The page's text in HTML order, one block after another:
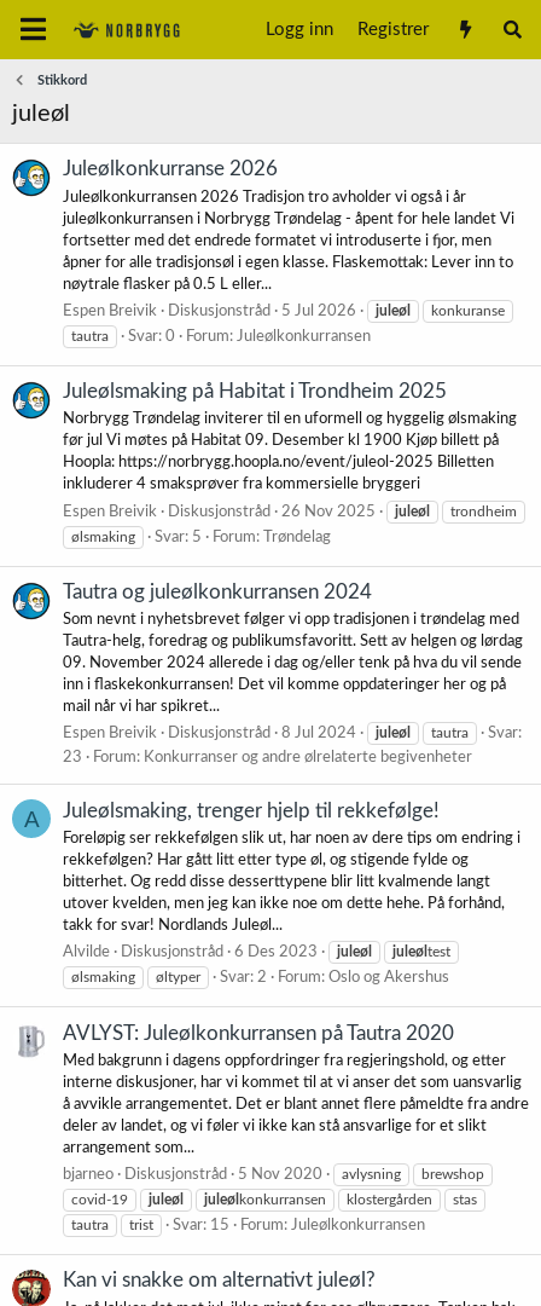
Logg inn Registrer
Stikkord
juleøl
Juleølkonkurranse 2026
Juleølkonkurransen 2026 Tradisjon tro avholder vi også i år
juleølkonkurransen i Norbrygg Trøndelag - åpent for hele landet Vi
fortsetter med det endrede formatet vi introduserte i fjor, men
åpner for alle tradisjonsøl i egen klasse. Flaskemottak: Lever inn to
nøytrale flasker på 0.5 L eller...
Espen Breivik
Diskusjonstråd 5 Jul 2026 juleøl
konkuranse
tautra
Svar: 0 Forum: Juleølkonkurransen
Juleølsmaking på Habitat i Trondheim 2025
Norbrygg Trøndelag inviterer til en uformell og hyggelig ølsmaking
før jul Vi møtes på Habitat 09. Desember kl 1900 Kjøp billett på
Hoopla: https://norbrygg.hoopla.no/event/juleol-2025 Billetten
inkluderer 4 smaksprøver fra kommersielle bryggeri
Espen Breivik
Diskusjonstråd 26 Nov 2025 juleøl
trondheim
ølsmaking
Svar: 5 Forum: Trøndelag
Tautra og juleølkonkurransen 2024
Som nevnt i nyhetsbrevet følger vi opp tradisjonen i trøndelag med
Tautra-helg, foredrag og publikumsfavoritt. Sett av helgen og lørdag
09. November 2024 allerede i dag og/eller tenk på hva du vil sende
inn i flaskekonkurransen! Det vil komme oppdateringer her og på
mail når vi har spikret...
Espen Breivik
Diskusjonstråd 8 Jul 2024 juleøl tautra
Svar:
23
Forum: Konkurranser og andre ølrelaterte begivenheter
A Juleølsmaking, trenger hjelp til rekkefølge!
Foreløpig ser rekkefølgen slik ut, har noen av dere tips om endring i
rekkefølgen? Har gått litt etter type øl, og stigende fylde og
bitterhet. Og redd disse desserttypene blir litt kvalmende langt
utover kvelden, men jeg kan ikke noe om dette hehe. På forhånd,
takk for svar! Nordlands Juleøl...
Alvilde
Diskusjonstråd 6 Des 2023 juleøl juleøl test
ølsmaking
øltyper Svar: 2 Forum: Oslo og Akershus
AVLYST: Juleølkonkurransen på Tautra 2020
Med bakgrunn i dagens oppfordringer fra regjeringshold, og etter
interne diskusjoner, har vi kommet til at vi anser det som uansvarlig
å avvikle arrangementet. Det er blant annet flere påmeldte fra andre
deler av landet, og vi føler vi ikke kan stå ansvarlige for et slikt
arrangement som...
bjarneo
Diskusjonstråd 5 Nov 2020 avlysning
brewshop
covid-19
juleøl juleøl konkurransen klostergården
stas
tautra
trist Svar: 15 Forum: Juleølkonkurransen
Kan vi snakke om alternativt juleøl?